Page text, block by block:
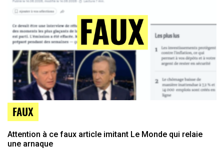
FAUX
Attention à ce faux article imitant Le Monde qui relaie
une arnaque